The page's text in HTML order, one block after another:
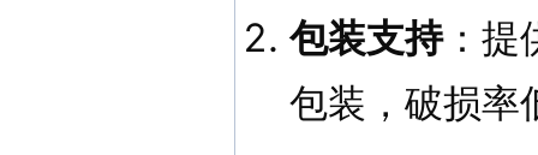
包装支持：提
包装，破损率